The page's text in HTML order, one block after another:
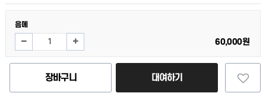
음메
60,000원
장바구니 대여하기